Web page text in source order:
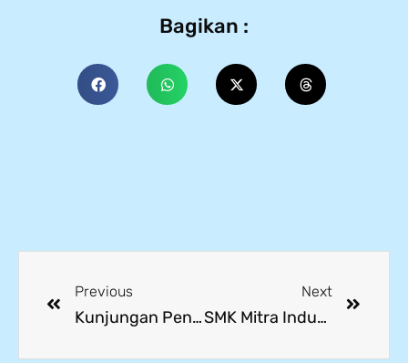
Bagikan :
Previous
Kunjungan Penjabat Gubernur Jawa Barat, Bapak Bey Machmudin, di SMK Mitra Industri Kawasan MM2100 Kabupaten Bekasi
Next
SMK Mitra Industri MM2100 Meraih Prestasi di Lomba Kompetensi Siswa (LKS) Bahasa Asing Tingkat Kabupaten Bekasi